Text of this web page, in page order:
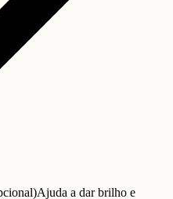
Ajuda a dar brilho e